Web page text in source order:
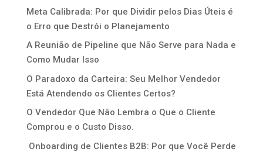
Meta Calibrada: Por que Dividir pelos Dias Úteis é
o Erro que Destrói o Planejamento
A Reunião de Pipeline que Não Serve para Nada e
Como Mudar Isso
O Paradoxo da Carteira: Seu Melhor Vendedor
Está Atendendo os Clientes Certos?
O Vendedor Que Não Lembra o Que o Cliente
Comprou e o Custo Disso.
Onboarding de Clientes B2B: Por que Você Perde